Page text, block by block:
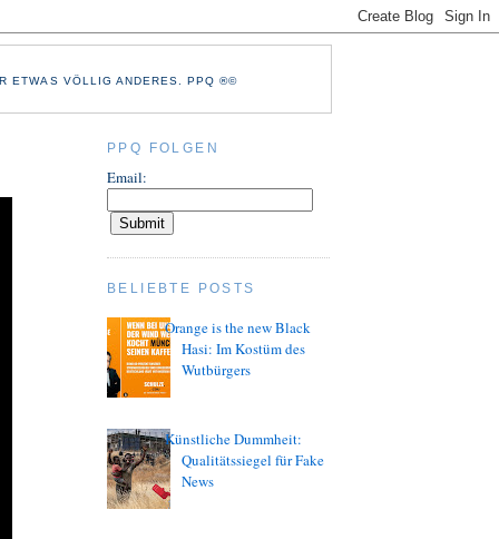
ETWAS VÖLLIG ANDERES. PPQ ®©
PPQ FOLGEN
Email:
BELIEBTE POSTS
Orange is the new Black
Hasi: Im Kostüm des
Wutbürgers
Künstliche Dummheit:
Qualitätssiegel für Fake
News